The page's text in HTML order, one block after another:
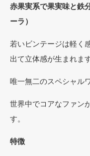
赤果実系で果実味と鉄
ーラ）
若いビンテージは軽く
出て立体感が生まれま
唯一無二のスペシャル
世界中でコアなファン
す。
特徴